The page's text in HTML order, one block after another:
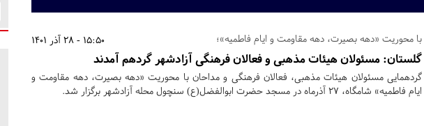
15:50 - 28 آذر 1401 با محوریت «دهه بصیرت، دهه مقاومت و ایام فاطمیه»؛
گلستان: مسئولان هیئات مذهبی و فعالان فرهنگی آزادشهر گردهم آمدند
گردهمایی مسئولان هیئات مذهبی، فعالان فرهنگی و مداحان با محوریت «دهه بصیرت، دهه مقاومت و
ایام فاطمیه» شامگاه، ۲۷ آذرماه در مسجد حضرت ابوالفضل(ع) سنچول محله آزادشهر برگزار شد.